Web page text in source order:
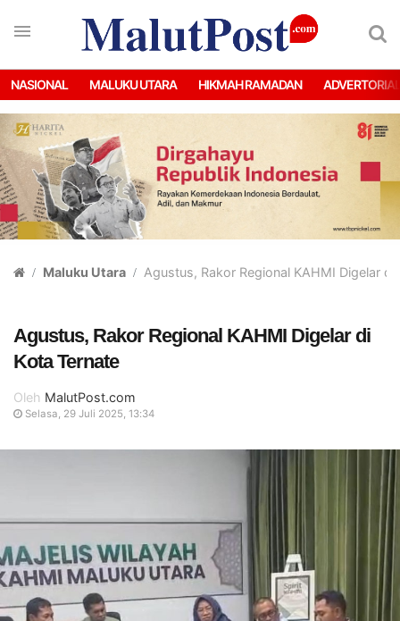
NASIONAL MALUKU UTARA HIKMAH RAMADAN ADVERTORIAL
Maluku Utara Agustus, Rakor Regional KAHMI Digelar di
Agustus, Rakor Regional KAHMI Digelar di
Kota Ternate
Oleh MalutPost.com
Selasa, 29 Juli 2025, 13:34